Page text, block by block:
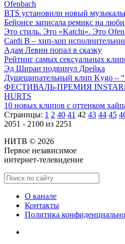
Ofenbach
BTS установили новый
Бейонсе записала ремикс на
Это стиль. Это «Katchi». Это
Cardi B – хип-хоп
Адам Левин попал в сказку
Рейтинг самых сексуальных
Эд Ширан подвинул Дрейка
Душещипательный клип Kygo –
ФЕСТИВАЛЬ-ПРЕМИЯ
HURTS
10 новых клипов с оттенком
Страницы: 1 2 40 41 42 43 44 45
2051 - 2100 из 2251
НИТВ © 2026
Первое независимое
интернет-телевидение
О канале
Контакты
Политика